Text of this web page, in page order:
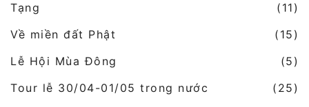
Tạng
(11)
Về miền đất Phật
(15)
Lễ Hội Mùa Đông
(5)
Tour lễ 30/04-01/05 trong nước
(25)